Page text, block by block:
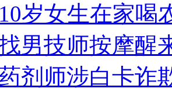
岁女生在家喝
男技师按摩醒
剂师涉白卡诈